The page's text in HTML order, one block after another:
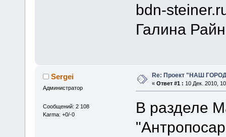
bdn-
Галина
Sergei
Администратор
Сообщений: 2 108
Karma: +0/-0
Re: Проект "НАШ
« Ответ #1 : 10 Дек. 2010,
В разделе